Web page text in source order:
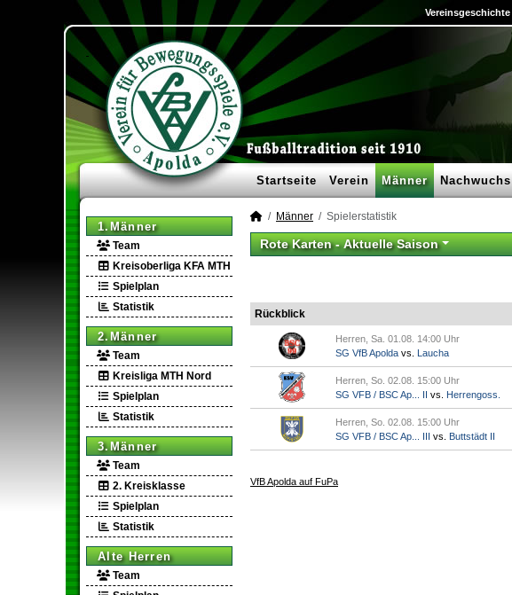
Vereinsgeschichte
Startseite Verein Männer Nachwuchs
1.Männer
Team
Kreisoberliga KFA MTH
Spielplan
Statistik
2.Männer
Team
Kreisliga MTH Nord
Spielplan
Statistik
3.Männer
Team
2. Kreisklasse
Spielplan
Statistik
Alte Herren
Team
Männer Spielerstatistik
Rote Karten -Aktuelle Saison
Rückblick
Herren, Sa. 01.08. 14:00 Uhr
SG VfB Apolda vs. Laucha
Herren, So. 02.08. 15:00 Uhr
SG VFB / BSC Ap... II vs. Herrengoss.
Herren, So. 02.08. 15:00 Uhr
SG VFB / BSC Ap... III vs. Buttstädt II
VfB Apolda auf FuPa